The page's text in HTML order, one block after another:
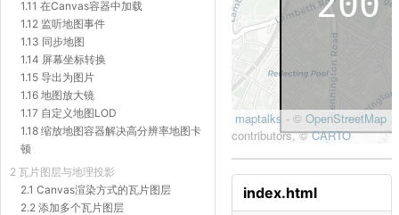
1.11 在Canvas容器中加载
1.12 监听地图事件
1.13 同步地图
1.14 屏幕坐标转换
1.15 导出为图片
1.16 地图放大镜
1.17 自定义地图LOD
1.18 缩放地图容器解决高分辨率地图卡
顿
2 瓦片图层与地理投影
2.1 Canvas渲染方式的瓦片图层
2.2 添加多个瓦片图层
index.html